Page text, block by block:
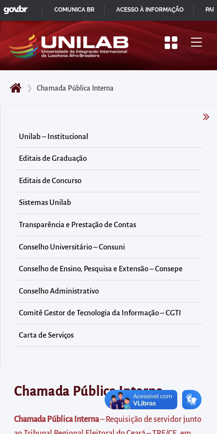
Pular
para
início
do
principal
Acessar
diretamente
o
Acessar
diretamente
área
para
realizar
buscas
internas
Acessar
no
❯ Chamada Pública Interna
Chamada Pública Interna
Chamada Pública Interna– Requisição de servidor junto
Unilab – Institucional
Editais de Graduação
Editais de Concurso
Sistemas Unilab
Transparência e Prestação de Contas
Conselho Universitário – Consuni
Conselho de Ensino, Pesquisa e Extensão – Consepe
Conselho Administrativo
Comitê Gestor de Tecnologia da Informação – CGTI
Carta de Serviços
IR
PARA
CONTEÚDO
GOVBR
COMUNICA BR ACESSO À INFORMAÇÃO